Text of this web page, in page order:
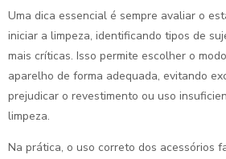
Uma dica essencial é sempre avaliar o
iniciar a limpeza, identificando tipos de
mais críticas. Isso permite escolher o
aparelho de forma adequada, evitando
prejudicar o revestimento ou uso
limpeza.
Na prática, o uso correto dos acessórios